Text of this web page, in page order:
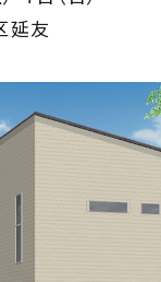
盟工務店
延友